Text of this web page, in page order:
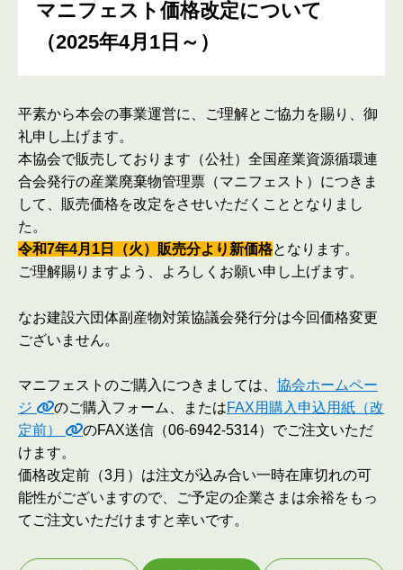
マニフェスト価格改定について
（2025年4月1日～）
平素から本会の事業運営に、ご理解とご協力を賜り、御
礼申し上げます。
本協会で販売しております（公社）全国産業資源循環連
合会発行の産業廃棄物管理票（マニフェスト）につきま
して、販売価格を改定をさせいただくこととなりまし
た。
令和7年4月1日（火）販売分より新価格となります。
ご理解賜りますよう、よろしくお願い申し上げます。
なお建設六団体副産物対策協議会発行分は今回価格変更
ございません。
マニフェストのご購入につきましては、 協会ホームペー
ジ
のご購入フォーム、またはFAX用購入申込用紙（改
定前）
のFAX送信（06-6942-5314）でご注文いただ
けます。
価格改定前（3月）は注文が込み合い一時在庫切れの可
能性がございますので、ご予定の企業さまは余裕をもっ
てご注文いただけますと幸いです。